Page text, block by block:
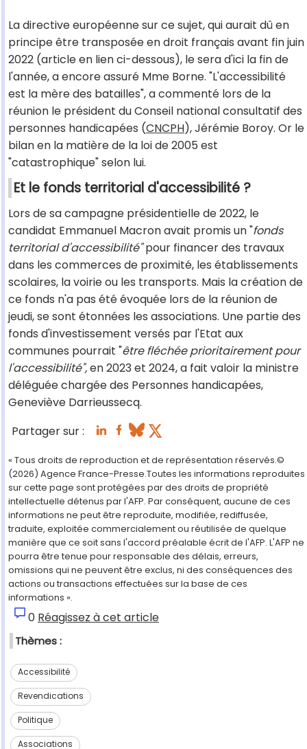
La directive européenne sur ce sujet, qui aurait dû en
principe être transposée en droit français avant fin juin
2022 (article en lien ci-dessous), le sera d'ici la fin de
l'année, a encore assuré Mme Borne. "L'accessibilité
est la mère des batailles", a commenté lors de la
réunion le président du Conseil national consultatif des
personnes handicapées (CNCPH), Jérémie Boroy. Or le
bilan en la matière de la loi de 2005 est
"catastrophique" selon lui.
Et le fonds territorial d'accessibilité ?
Lors de sa campagne présidentielle de 2022, le
candidat Emmanuel Macron avait promis un "fonds
territorial d'accessibilité"pour financer des travaux
dans les commerces de proximité, les établissements
scolaires, la voirie ou les transports. Mais la création de
ce fonds n'a pas été évoquée lors de la réunion de
jeudi, se sont étonnées les associations. Une partie des
fonds d'investissement versés par l'Etat aux
communes pourrait "être fléchée prioritairement pour
l'accessibilité",en 2023 et 2024, a fait valoir la ministre
déléguée chargée des Personnes handicapées,
Geneviève Darrieussecq.
Partager sur :
« Tous droits de reproduction et de représentation réservés.©
(2026) Agence France-Presse.Toutes les informations reproduites
sur cette page sont protégées par des droits de propriété
intellectuelle détenus par l'AFP. Par conséquent, aucune de ces
informations ne peut être reproduite, modifiée, rediffusée,
traduite, exploitée commercialement ou réutilisée de quelque
manière que ce soit sans l'accord préalable écrit de l'AFP. L'AFP ne
pourra être tenue pour responsable des délais, erreurs,
omissions qui ne peuvent être exclus, ni des conséquences des
actions ou transactions effectuées sur la base de ces
informations ».
0 Réagissez à cet article
Thèmes :
Accessibilité
Revendications
Politique
Associations